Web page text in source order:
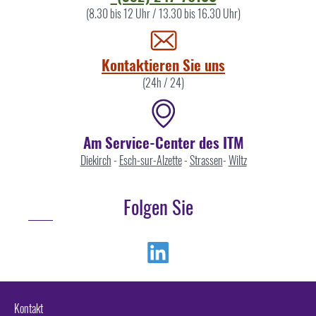
(8.30 bis 12 Uhr / 13.30 bis 16.30 Uhr)
Kontaktieren Sie uns
(24h / 24)
Am Service-Center des ITM
Diekirch- Esch-sur-Alzette-Strassen-Wiltz
Folgen Sie
Kontakt